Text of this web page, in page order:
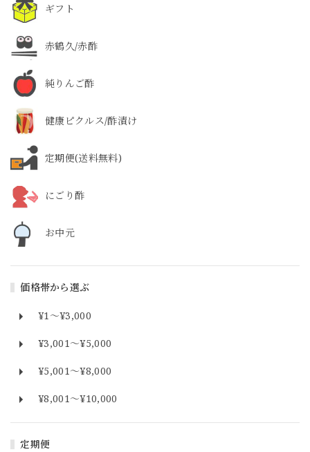
ギフト
赤鶴久/赤酢
純りんご酢
健康ピクルス/酢漬け
定期便(送料無料)
にごり酢
お中元
価格帯から選ぶ
¥1〜¥3,000
¥3,001〜¥5,000
¥5,001〜¥8,000
¥8,001〜¥10,000
定期便